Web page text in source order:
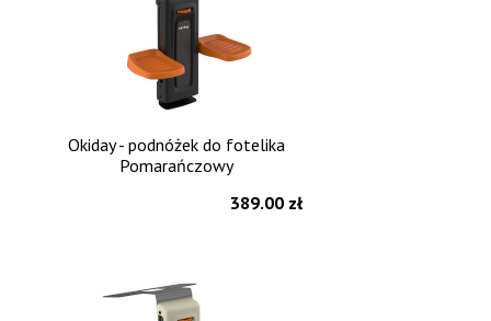
Okiday - podnóżek do fotelika
Pomarańczowy
389.00 zł